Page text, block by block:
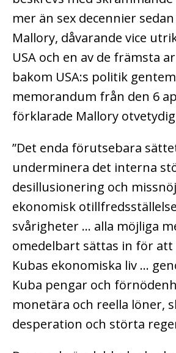
mer än sex decennier
Mallory, dåvarande vice
USA och en av de främsta
bakom USA:s politik
memorandum från den 6
förklarade Mallory
”Det enda förutsebara
underminera det interna
desillusionering och
ekonomisk
svårigheter … alla möjliga
omedelbart sättas in för att
Kubas ekonomiska liv …
Kuba pengar och
monetära och reella löner,
desperation och störta